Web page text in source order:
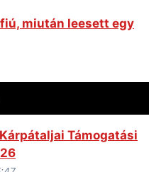
miután leesett egy
Támogatási